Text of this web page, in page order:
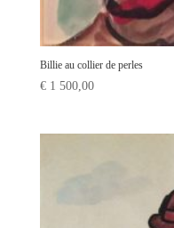
Billie au collier de perles
€1 500,00